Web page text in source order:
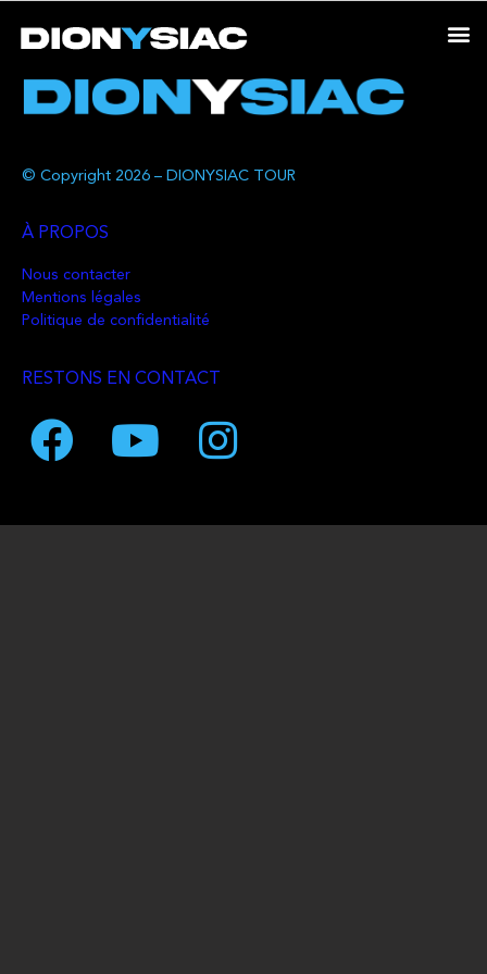
© Copyright 2026 – DIONYSIAC TOUR
À PROPOS
Nous contacter
Mentions légales
Politique de confidentialité
RESTONS EN CONTACT